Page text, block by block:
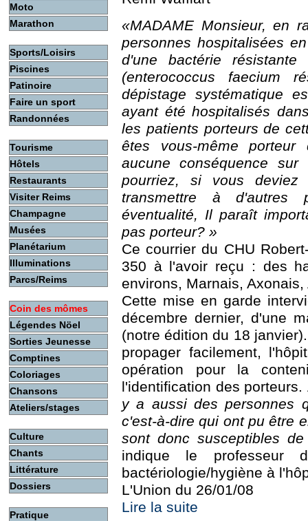
Moto
Marathon
Sports/Loisirs
Piscines
Patinoire
Faire un sport
Randonnées
Tourisme
Hôtels
Restaurants
Visiter Reims
Champagne
Musées
Planétarium
Illuminations
Parcs/Reims
Coin des mômes
Légendes Nöel
Sorties Jeunesse
Comptines
Coloriages
Chansons
Ateliers/stages
Culture
Chants
Littérature
Dossiers
Pratique
«MADAME Monsieur, en
personnes hospitalisées
d'une bactérie
(enterococcus faecium
dépistage systématique
ayant été hospitalisés
les patients porteurs de
êtes vous-même
aucune conséquence
pourriez, si vous
transmettre à d'autres
éventualité, Il paraît
pas porteur? »
Ce courrier du CHU
350 à l'avoir reçu : des
environs, Marnais, Axonais,
Cette mise en garde
décembre dernier, d'une
(notre édition du 18
propager facilement,
opération pour la
l'identification des
y a aussi des personnes
c'est-à-dire qui ont pu être
sont donc susceptibles
indique le professeur
bactériologie/hygiène à
L'Union du 26/01/08
Lire la suite